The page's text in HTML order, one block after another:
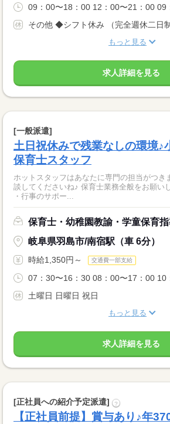
09：00〜18：00 12：00〜21：00 09
その他 ◆シフト休み （完全週休二日制
もっと見る
求人詳細を見る
[一般派遣]
土日祝休みで残業なしの環境♪
保育士スタッフ
ホットスタッフはあなたに専門の担当がつき
談してくださいね♪ 保育士業務全般をお願いします！ ・日々の保育
・行事のサポー...
保育士・幼稚園教諭・学童保育
岐阜県羽島市/南宿駅（車 6分）
時給1,350円～ 交通費一部支給
07：30〜16：30 08：00〜17：00 10
土曜日 日曜日 祝日
もっと見る
求人詳細を見る
[正社員への紹介予定派遣] ?
【正社員前提】賞与あり♪年